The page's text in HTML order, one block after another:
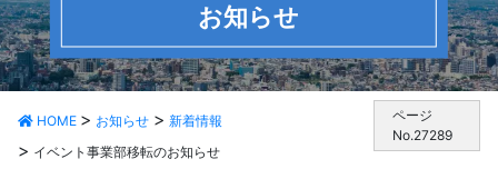
お知らせ
HOME お知らせ
新着情報
イベント事業部移転のお知らせ
ページ
No.27289